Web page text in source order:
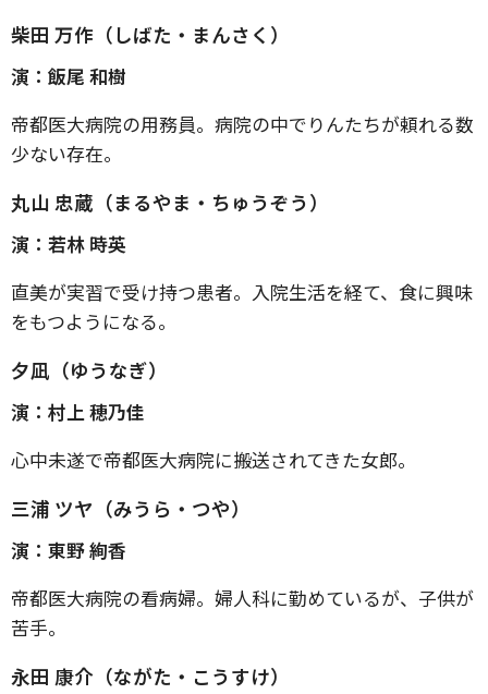
柴田 万作（しばた・まんさく）
演：飯尾 和樹
帝都医大病院の用務員。病院の中でりんたちが頼れる数
少ない存在。
丸山 忠蔵（まるやま・ちゅうぞう）
演：若林 時英
直美が実習で受け持つ患者。入院生活を経て、食に興味
をもつようになる。
夕凪（ゆうなぎ）
演：村上 穂乃佳
心中未遂で帝都医大病院に搬送されてきた女郎。
三浦 ツヤ（みうら・つや）
演：東野 絢香
帝都医大病院の看病婦。婦人科に勤めているが、子供が
苦手。
永田 康介（ながた・こうすけ）